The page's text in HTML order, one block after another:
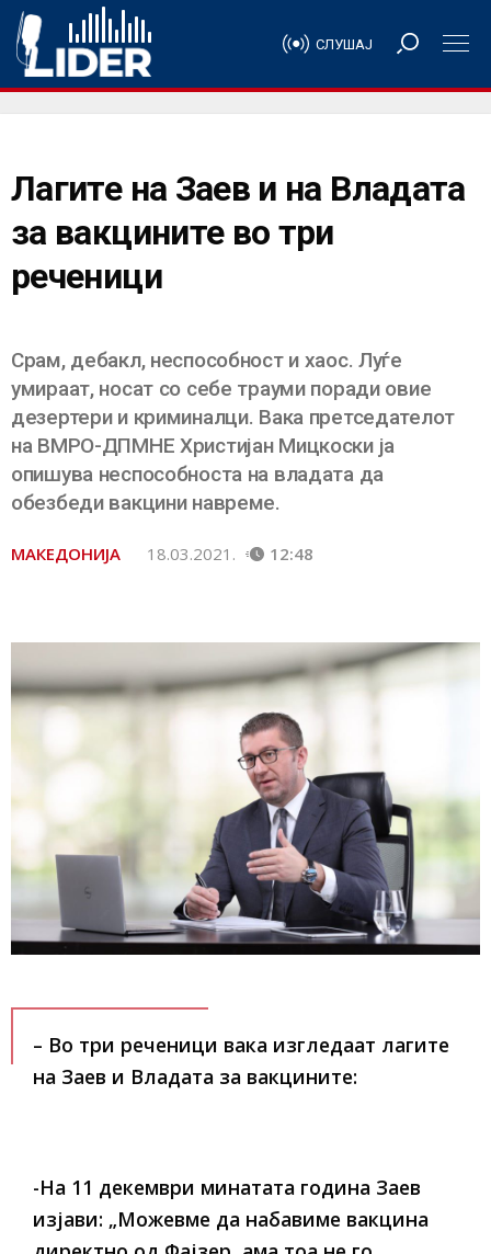
СЛУШАЈ
Лагите на Заев и на Владата
за вакцините во три
реченици
Срам, дебакл, неспособност и хаос. Луѓе
умираат, носат со себе трауми поради овие
дезертери и криминалци. Вака претседателот
на ВМРО-ДПМНЕ Христијан Мицкоски ја
опишува неспособноста на владата да
обезбеди вакцини навреме.
МАКЕДОНИЈА 18.03.2021. 12:48
– Во три реченици вака изгледаат лагите
на Заев и Владата за вакцините:
-На 11 декември минатата година Заев
изјави: „Можевме да набавиме вакцина